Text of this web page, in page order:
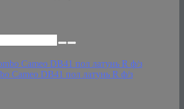
Cameo DB41 пол латунь R ф/з